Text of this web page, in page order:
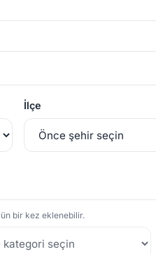
İlçe
bir kez eklenebilir.